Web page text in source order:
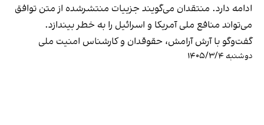
ادامه دارد. منتقدان می‌گویند جزییات منتشرشده از متن توافق
می‌تواند منافع ملی آمریکا و اسرائیل را به خطر بیندازد.
گفت‌وگو با آرش آرامش، حقوقدان و کارشناس امنیت ملی
دوشنبه ۱۴۰۵/۳/۴